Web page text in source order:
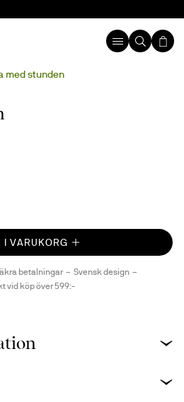
med stunden
I VARUKORG
betalningar
Svensk design
vid köp över 599:-